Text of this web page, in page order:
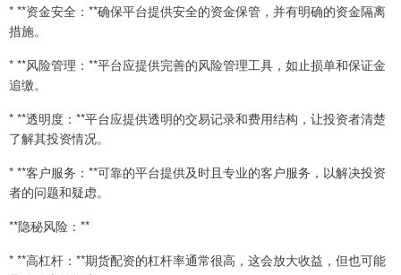
* **资金安全：**确保平台提供安全的资金保管，并有明确的资金隔离
措施。
* **风险管理：**平台应提供完善的风险管理工具，如止损单和保证金
追缴。
* **透明度：**平台应提供透明的交易记录和费用结构，让投资者清楚
了解其投资情况。
* **客户服务：**可靠的平台提供及时且专业的客户服务，以解决投资
者的问题和疑虑。
**隐秘风险：**
* **高杠杆：**期货配资的杠杆率通常很高，这会放大收益，但也可能